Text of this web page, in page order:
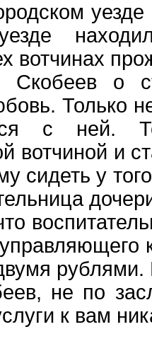
вотчинах
о
Только
с ней.
вотчиной и
сидеть у
рублями.
не по
к вам